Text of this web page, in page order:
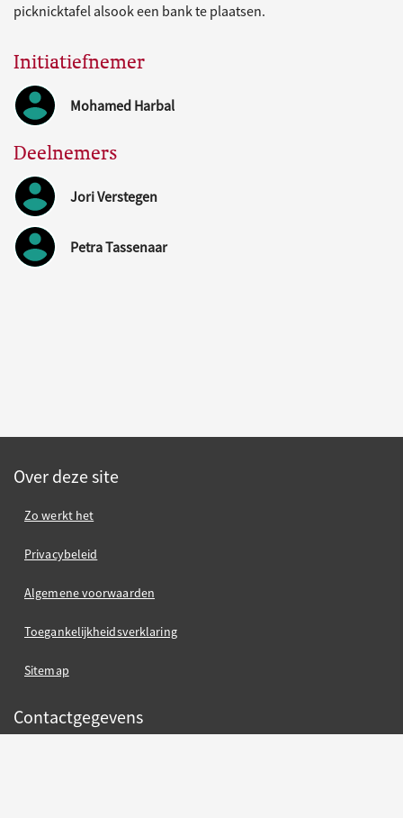
picknicktafel alsook een bank te plaatsen.
Initiatiefnemer
Mohamed Harbal
Deelnemers
Jori Verstegen
Petra Tassenaar
Over deze site
Zo werkt het
Privacybeleid
Algemene voorwaarden
Toegankelijkheidsverklaring
Sitemap
Contactgegevens